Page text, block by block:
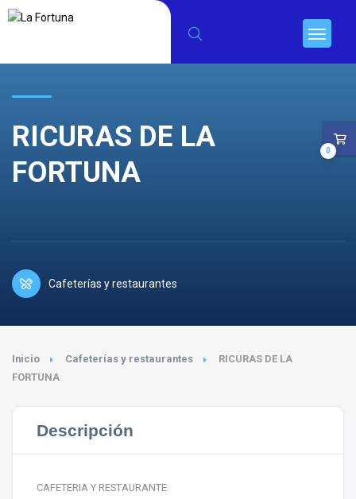
RICURAS DE LA
FORTUNA
Cafeterías y restaurantes
Inicio Cafeterías y restaurantes
RICURAS DE LA
FORTUNA
Descripción
CAFETERIA Y RESTAURANTE
0